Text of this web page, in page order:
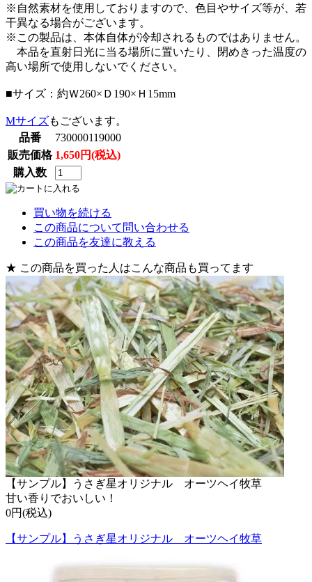
※自然素材を使用しておりますので、色目やサイズ等が、若
干異なる場合がございます。
※この製品は、本体自体が冷却されるものではありません。
本品を直射日光に当る場所に置いたり、閉めきった温度の
高い場所で使用しないでください。
■サイズ：約Ｗ260×Ｄ190×Ｈ15mm
Mサイズもございます。
品番
730000119000
販売価格 1,650円(税込)
購入数
買い物を続ける
この商品について問い合わせる
この商品を友達に教える
★ この商品を買った人はこんな商品も買ってます
【サンプル】うさぎ星オリジナル オーツヘイ牧草
甘い香りでおいしい！
0円(税込)
【サンプル】うさぎ星オリジナル オーツヘイ牧草